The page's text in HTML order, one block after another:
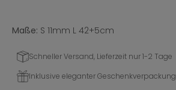
Maße: S 11mm L 42+5cm
Schneller Versand, Lieferzeit nur 1-2 Tage
Inklusive eleganter Geschenkverpackung